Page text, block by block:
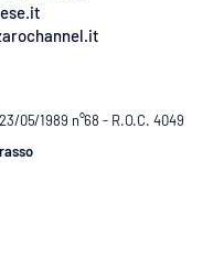
05/1989 n°68 - R.O.C. 4049